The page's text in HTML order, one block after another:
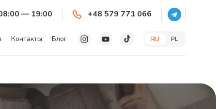
— 19:00 +48 579 771 066
Контакты Блог RU PL